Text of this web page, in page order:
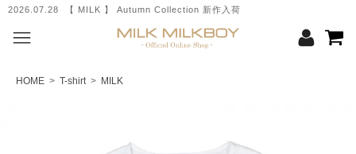
2026.07.28 【 MILK 】 Autumn Collection 新作入荷
HOME > T-shirt> MILK